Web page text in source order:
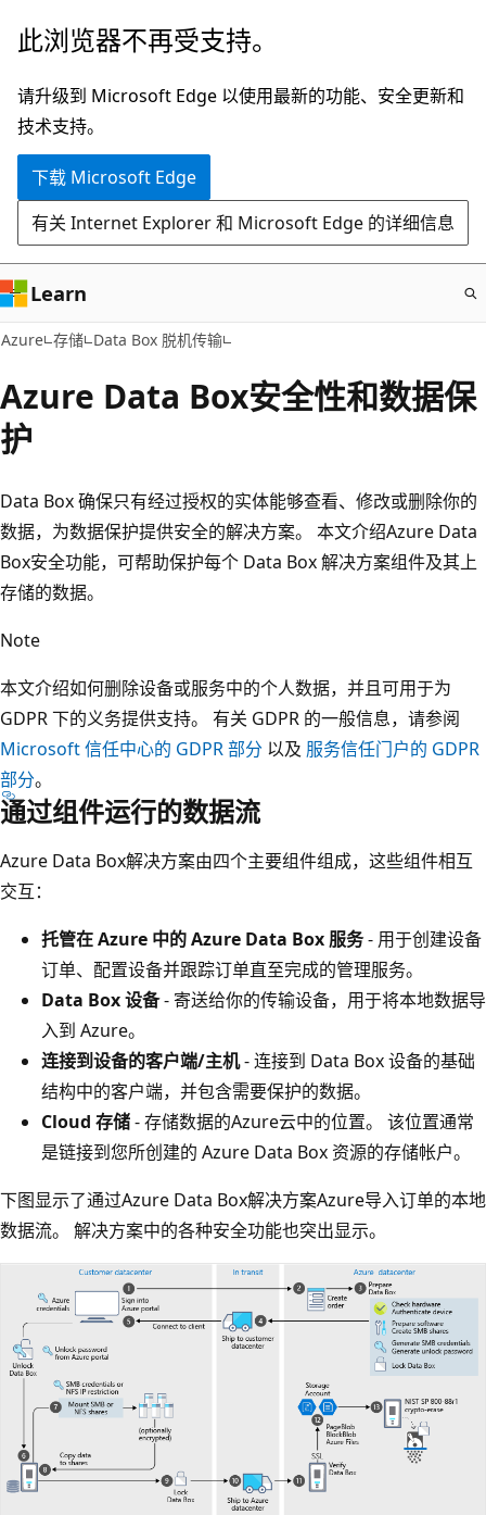
跳
主
要
内
此浏览器不再受支持。
请升级到 Microsoft Edge 以使用最新的功能、安全更新和
技术支持。
下载 Microsoft Edge
有关 Internet Explorer 和 Microsoft Edge 的详细信息
Learn
Azure 存储 Data Box 脱机传输
Azure Data Box安全性和数据保
护
Data Box 确保只有经过授权的实体能够查看、修改或删除你的
数据，为数据保护提供安全的解决方案。 本文介绍Azure Data
Box安全功能，可帮助保护每个 Data Box 解决方案组件及其上
存储的数据。
Note
本文介绍如何删除设备或服务中的个人数据，并且可用于为
GDPR 下的义务提供支持。 有关 GDPR 的一般信息，请参阅
Microsoft 信任中心的 GDPR 部分 以及 服务信任门户的 GDPR
部分。
通过组件运行的数据流
Azure Data Box解决方案由四个主要组件组成，这些组件相互
交互：
托管在 Azure 中的 Azure Data Box 服务- 用于创建设备
订单、配置设备并跟踪订单直至完成的管理服务。
Data Box 设备- 寄送给你的传输设备，用于将本地数据导
入到 Azure。
连接到设备的客户端/主机- 连接到 Data Box 设备的基础
结构中的客户端，并包含需要保护的数据。
Cloud 存储- 存储数据的Azure云中的位置。 该位置通常
是链接到您所创建的 Azure Data Box 资源的存储帐户。
下图显示了通过Azure Data Box解决方案Azure导入订单的本地
数据流。 解决方案中的各种安全功能也突出显示。